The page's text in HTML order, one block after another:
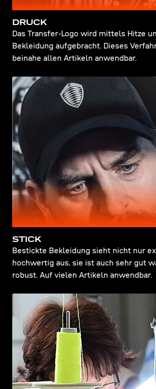
DRUCK
Das Transfer-Logo wird mittels Hitze
Bekleidung aufgebracht. Dieses
beinahe allen Artikeln anwendbar.
STICK
Bestickte Bekleidung sieht nicht nur
hochwertig aus, sie ist auch sehr gut
robust. Auf vielen Artikeln anwendbar.